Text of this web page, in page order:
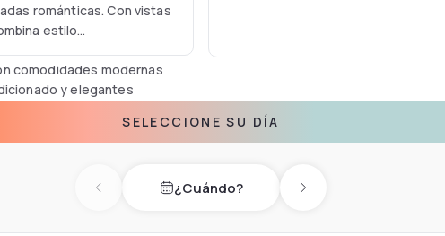
románticas. Con vistas
estilo
comodidades modernas
y elegantes
están diseñadas para
que incluyen
mediterránea e
SELECCIONE SU DÍA
Previous day¿Cuándo? Next day